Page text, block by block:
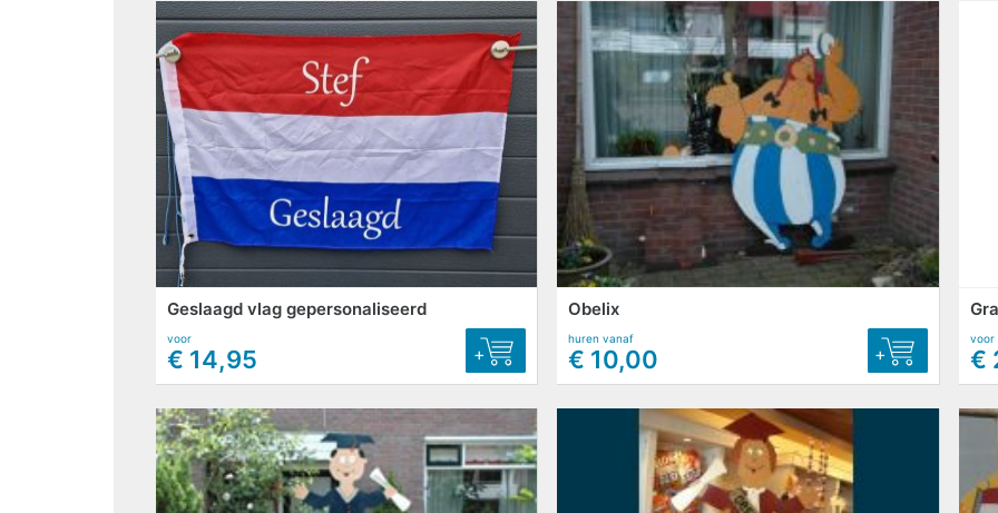
Geslaagd vlag gepersonaliseerd
voor
€ 14,95 +
Obelix
huren vanaf
€ 10,00 +
voor
€